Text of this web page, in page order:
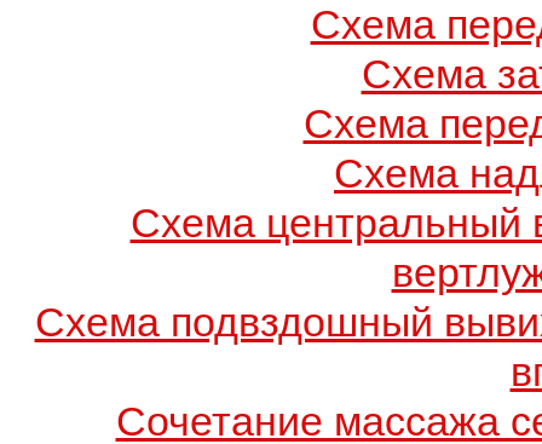
Схема
Схема
Схема
Схема
Схема центральный
Схема подвздошный
Сочетание массажа